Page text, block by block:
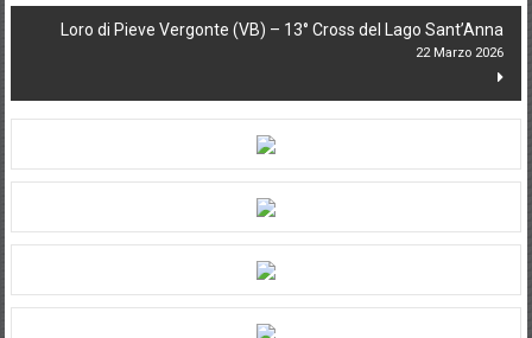
Loro di Pieve Vergonte (VB) – 13° Cross del Lago Sant’Anna
22 Marzo 2026